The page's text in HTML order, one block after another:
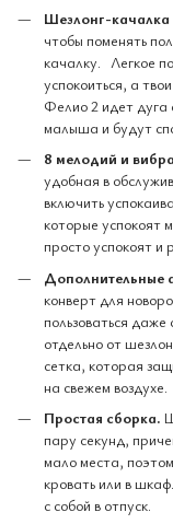
Шезлонг-качалка
чтобы поменять
качалку. Легкое
успокоиться, а
Фелио 2 идет дуга
малыша и будут
8 мелодий и
удобная в
включить
которые успокоят
просто успокоят и
Дополнительные
конверт для
пользоваться
отдельно от
сетка, которая
на свежем воздухе.
Простая сборка.
пару секунд,
мало места,
кровать или в
с собой в отпуск.